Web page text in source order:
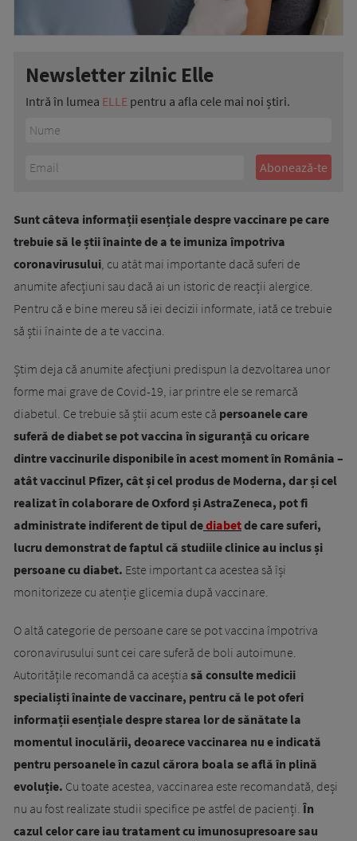
Newsletter zilnic Elle
Intră în lumea ELLE pentru a afla cele mai noi știri.
Sunt câteva informații esențiale despre vaccinare pe care
trebuie să le știi înainte de a te imuniza împotriva
coronavirusului, cu atât mai importante dacă suferi de
anumite afecțiuni sau dacă ai un istoric de reacții alergice.
Pentru că e bine mereu să iei decizii informate, iată ce trebuie
să știi înainte de a te vaccina.
Știm deja că anumite afecțiuni predispun la dezvoltarea unor
forme mai grave de Covid-19, iar printre ele se remarcă
diabetul. Ce trebuie să știi acum este că persoanele care
suferă de diabet se pot vaccina în siguranță cu oricare
dintre vaccinurile disponibile în acest moment în România –
atât vaccinul Pfizer, cât și cel produs de Moderna, dar și cel
realizat în colaborare de Oxford și AstraZeneca, pot fi
administrate indiferent de tipul dediabetde care suferi,
lucru demonstrat de faptul că studiile clinice au inclus și
persoane cu diabet. Este important ca acestea să își
monitorizeze cu atenție glicemia după vaccinare.
O altă categorie de persoane care se pot vaccina împotriva
coronavirusului sunt cei care suferă de boli autoimune.
Autoritățile recomandă ca aceștia să consulte medicii
specialiști înainte de vaccinare, pentru că le pot oferi
informații esențiale despre starea lor de sănătate la
momentul inoculării, deoarece vaccinarea nu e indicată
pentru persoanele în cazul cărora boala se află în plină
evoluție. Cu toate acestea, vaccinarea este recomandată, deși
nu au fost realizate studii specifice pe astfel de pacienți. În
cazul celor care iau tratament cu imunosupresoare sau